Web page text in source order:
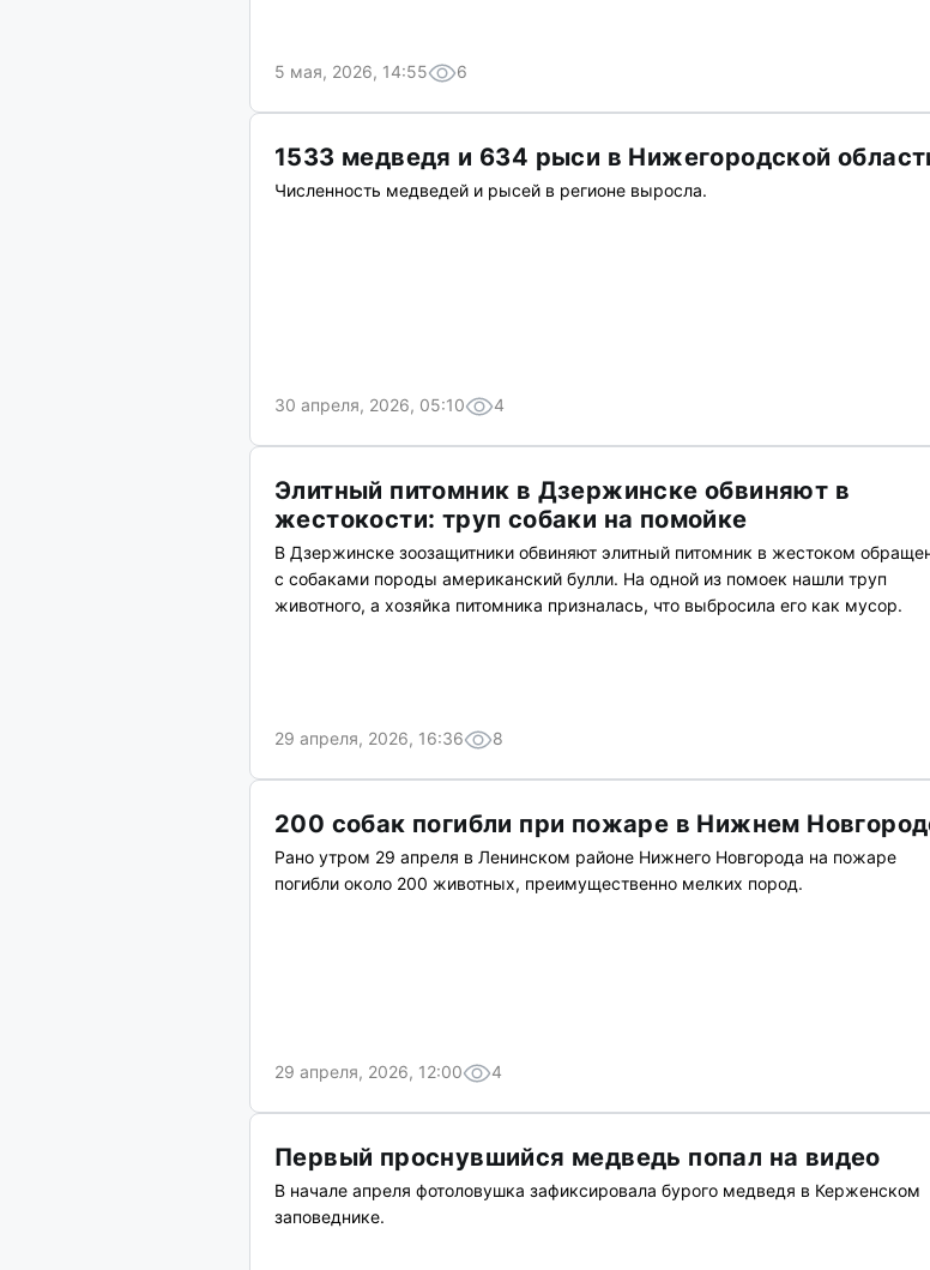
5 мая, 2026, 14:55 6
1533 медведя и 634 рыси в Нижегородской
Численность медведей и рысей в регионе выросла.
30 апреля, 2026, 05:10 4
Элитный питомник в Дзержинске обвиняют в
жестокости: труп собаки на помойке
В Дзержинске зоозащитники обвиняют элитный питомник в жестоком
с собаками породы американский булли. На одной из помоек нашли труп
животного, а хозяйка питомника призналась, что выбросила его как мусор.
29 апреля, 2026, 16:36 8
200 собак погибли при пожаре в Нижнем
Рано утром 29 апреля в Ленинском районе Нижнего Новгорода на пожаре
погибли около 200 животных, преимущественно мелких пород.
29 апреля, 2026, 12:00 4
Первый проснувшийся медведь попал на видео
В начале апреля фотоловушка зафиксировала бурого медведя в Керженском
заповеднике.